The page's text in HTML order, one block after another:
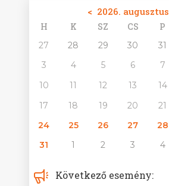
< 2026. augusztus
H K SZ CS P
27 28 29 30 31
3
4 5 6 7
10
11 12 13 14
17
18 19 20 21
24
25 26 27 28
31
1 2 3 4
Következő esemény: